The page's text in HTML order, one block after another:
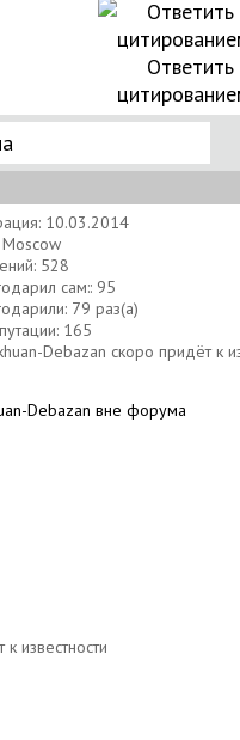
Ответить
10.03.2014
528
сам:: 95
79 раз(а)
165